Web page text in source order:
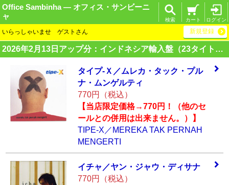
Office Sambinha ― オフィス・サンビーニ
ャ
ログイン
カート
検索
いらっしゃいませ ゲストさん 新規登録
2026年2月13日アップ分：インドネシア輸入盤（23タイトル）
タイプ-Ｘ／ムレカ ・タック・プル
ナ・ムンゲルティ
770円（税込）
【当店限定価格→770円！（他のセ
ールとの併用は出来ません。）】
TIPE-X／MEREKA TAK PERNAH
MENGERTI
イチャ／ヤン・ジャウ・ディサナ
770円（税込）